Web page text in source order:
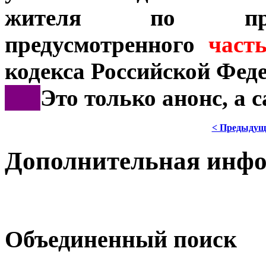
жителя по
предусмотренного
кодекса Российской
Это только анонс, а
<
Дополнительная
Объединенный поиск